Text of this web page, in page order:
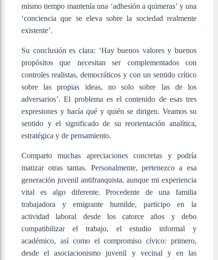
mismo tiempo mantenía una ‘adhesión a quimeras’ y una
‘conciencia que se eleva sobre la sociedad realmente
existente’.
Su conclusión es clara: ‘Hay buenos valores y buenos
propósitos que necesitan ser complementados con
controles realistas, democráticos y con un sentido crítico
sobre las propias ideas, no solo sobre las de los
adversarios’. El problema es el contenido de esas tres
expresiones y hacía qué y quién se dirigen. Veamos su
sentido y el significado de su reorientación analítica,
estratégica y de pensamiento.
Comparto muchas apreciaciones concretas y podría
matizar otras tantas. Personalmente, pertenezco a esa
generación juvenil antifranquista, aunque mi experiencia
vital es algo diferente. Procedente de una familia
trabajadora y emigrante humilde, participo en la
actividad laboral desde los catorce años y debo
compatibilizar el trabajo, el estudio informal y
académico, así como el compromiso cívico: primero,
desde el asociacionismo juvenil y vecinal y en las